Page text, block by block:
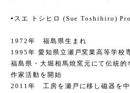
▪️スエ トシヒロ (Sue Toshihiro)
1972年 福島県生まれ
1995年 愛知県立瀬戸窯業高等学校
福島県・大堀相馬焼窯元にて伝統的
作家活動を開始
2011年 工房を瀬戸に移し磁器を